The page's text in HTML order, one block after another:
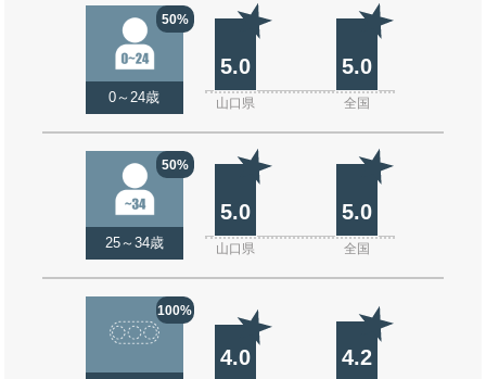
50%
0～24歳
5.0 5.0
山口県 全国
50%
25～34歳
5.0 5.0
山口県 全国
100%
4.0 4.2